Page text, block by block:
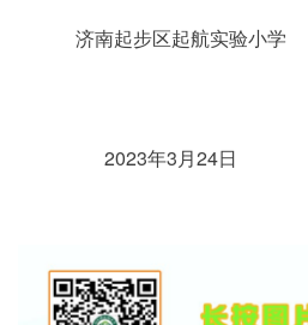
济南起步区起航实验小学
2023年3月24日